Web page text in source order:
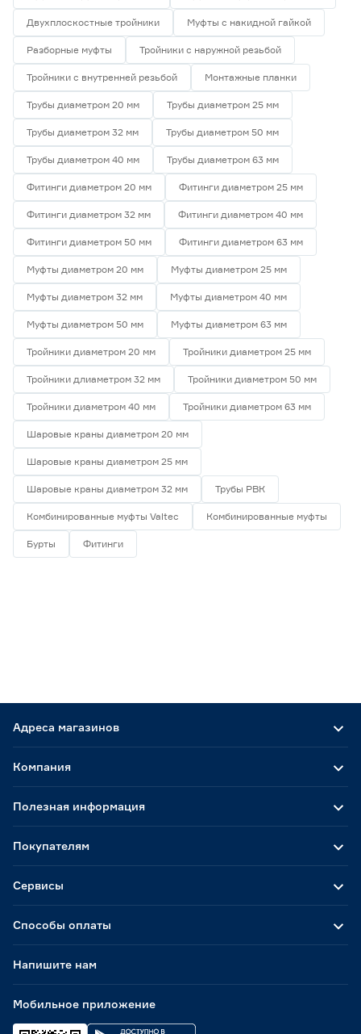
Двухплоскостные тройники Муфты с накидной гайкой
Разборные муфты Тройники с наружной резьбой
Тройники с внутренней резьбой Монтажные планки
Трубы диаметром 20 мм Трубы диаметром 25 мм
Трубы диаметром 32 мм Трубы диаметром 50 мм
Трубы диаметром 40 мм Трубы диаметром 63 мм
Фитинги диаметром 20 мм Фитинги диаметром 25 мм
Фитинги диаметром 32 мм Фитинги диаметром 40 мм
Фитинги диаметром 50 мм Фитинги диаметром 63 мм
Муфты диаметром 20 мм Муфты диаметром 25 мм
Муфты диаметром 32 мм Муфты диаметром 40 мм
Муфты диаметром 50 мм Муфты диаметром 63 мм
Тройники диаметром 20 мм Тройники диаметром 25 мм
Тройники длиаметром 32 мм Тройники диаметром 50 мм
Тройники диаметром 40 мм Тройники диаметром 63 мм
Шаровые краны диаметром 20 мм
Шаровые краны диаметром 25 мм
Шаровые краны диаметром 32 мм Трубы РВК
Комбинированные муфты Valtec Комбинированные муфты
Бурты Фитинги
Адреса магазинов
Способы оплаты
Мобильное приложение
Компания
Полезная информация
Покупателям
Сервисы
Напишите нам